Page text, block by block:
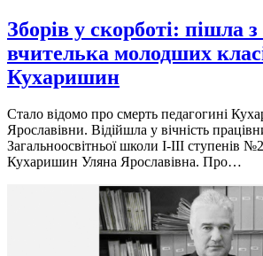
Зборів у скорботі: пішла
вчителька молодших
Кухаришин
Стало відомо про смерть педагогині
Ярославівни. Відійшла у вічність
Загальноосвітньої школи І-ІІІ ступенів
Кухаришин Уляна Ярославівна. Про…